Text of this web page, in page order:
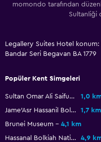
momondo tarafından
Sultanliği
Legallery Suites Hotel konum:
Bandar Seri Begavan BA 1779
Popüler Kent Simgeleri
Sultan Omar Ali Saifuddien Mosque 1,0
Jame'Asr Hassanil Bolkiah Mosque
1,7 km
Brunei Museum
4,1 km
Hassanal Bolkiah National Stadium
4,9